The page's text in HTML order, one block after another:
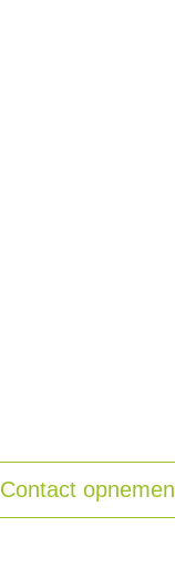
Contact opnemen